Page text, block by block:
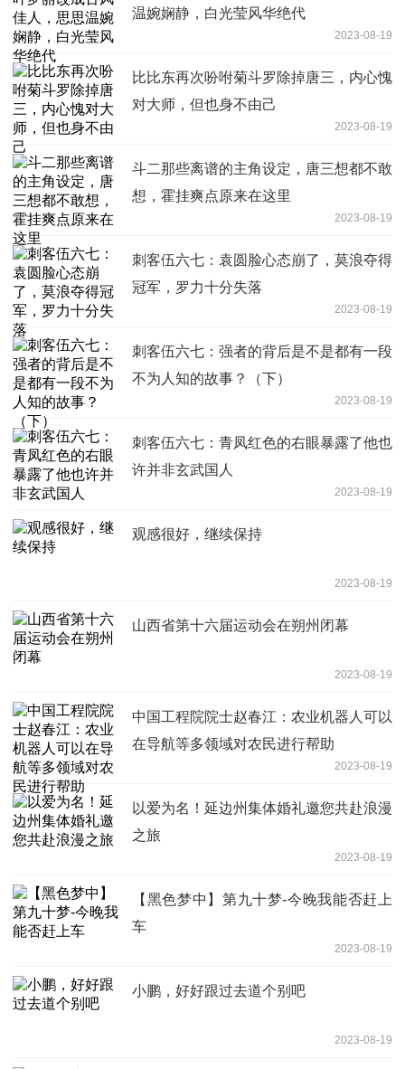
温婉娴静，白光莹风华绝代
2023-08-19
比比东再次吩咐菊斗罗除掉唐三，内心愧
对大师，但也身不由己
2023-08-19
斗二那些离谱的主角设定，唐三想都不敢
想，霍挂爽点原来在这里
2023-08-19
刺客伍六七：袁圆脸心态崩了，莫浪夺得
冠军，罗力十分失落
2023-08-19
刺客伍六七：强者的背后是不是都有一段
不为人知的故事？（下）
2023-08-19
刺客伍六七：青凤红色的右眼暴露了他也
许并非玄武国人
2023-08-19
观感很好，继续保持
2023-08-19
山西省第十六届运动会在朔州闭幕
2023-08-19
中国工程院院士赵春江：农业机器人可以
在导航等多领域对农民进行帮助
2023-08-19
以爱为名！延边州集体婚礼邀您共赴浪漫
之旅
2023-08-19
【黑色梦中】第九十梦-今晚我能否赶上
车
2023-08-19
小鹏，好好跟过去道个别吧
2023-08-19